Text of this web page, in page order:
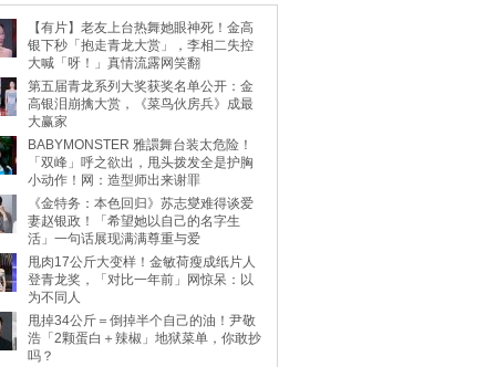
【有片】老友上台热舞她眼神死！金高
银下秒「抱走青龙大赏」，李相二失控
大喊「呀！」真情流露网笑翻
第五届青龙系列大奖获奖名单公开：金
高银泪崩擒大赏，《菜鸟伙房兵》成最
大赢家
BABYMONSTER 雅譞舞台装太危险！
「双峰」呼之欲出，甩头拨发全是护胸
小动作！网：造型师出来谢罪
《金特务：本色回归》苏志燮难得谈爱
妻赵银政！「希望她以自己的名字生
活」一句话展现满满尊重与爱
甩肉17公斤大变样！金敏荷瘦成纸片人
登青龙奖，「对比一年前」网惊呆：以
为不同人
甩掉34公斤＝倒掉半个自己的油！尹敬
浩「2颗蛋白＋辣椒」地狱菜单，你敢抄
吗？